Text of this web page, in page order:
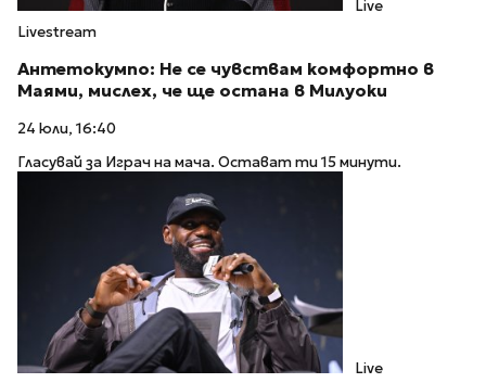
Live
Livestream
Антетокумпо: Не се чувствам комфортно в
Маями, мислех, че ще остана в Милуоки
24 юли, 16:40
Гласувай за Играч на мача. Остават ти 15 минути.
Live